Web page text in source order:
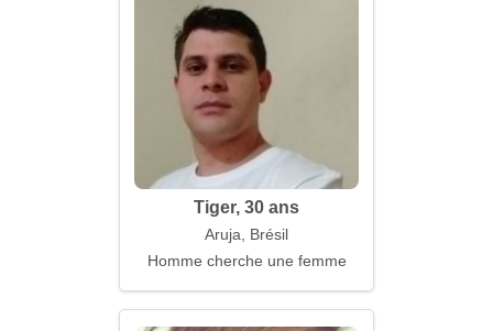
Tiger, 30 ans
Aruja, Brésil
Homme cherche une femme